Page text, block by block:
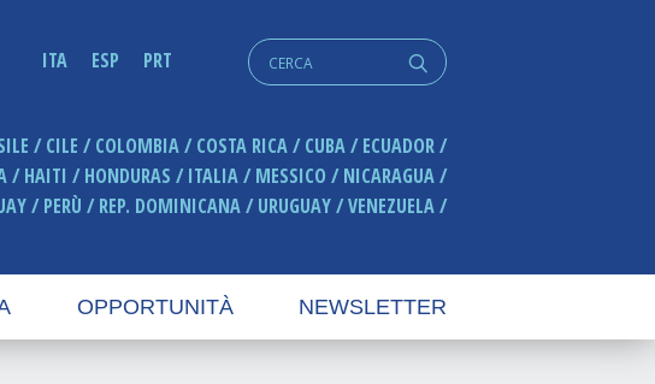
ITA ESP PRT q
Cerca:
CILE COLOMBIA COSTA RICA CUBA
ECUADOR
HAITI HONDURAS ITALIA MESSICO
NICARAGUA
PERÙ REP. DOMINICANA URUGUAY VENEZUELA
OPPORTUNITÀ NEWSLETTER